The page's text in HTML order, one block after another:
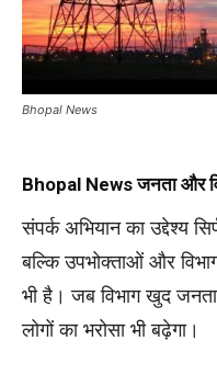
Bhopal News
Bhopal Newsजनता और
संपर्क अभियान का उद्देश्य
बल्कि उपभोक्ताओं और
भी है। जब विभाग खुद
लोगों का भरोसा भी बढ़ेगा।